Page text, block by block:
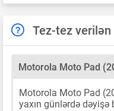
Tez-tez
Motorola Moto Pad
Motorola Moto Pad
yaxın günlərdə dəyişə